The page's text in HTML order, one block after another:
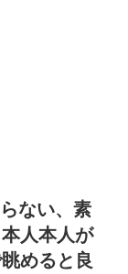
ない、素
人本人が
めると良